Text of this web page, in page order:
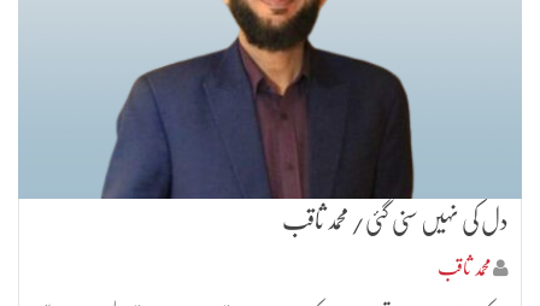
دل کی نہیں سنی گئی/ محمد ثاقب
محمد ثاقب